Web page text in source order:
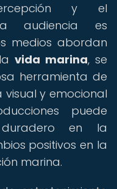
y el
audiencia es
medios abordan
vida marina, se
herramienta de
visual y emocional
puede
en la
positivos en la
marina.